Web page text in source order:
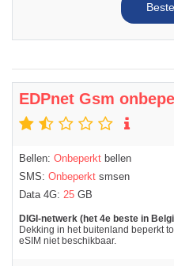
EDPnet Gsm
Bellen: Onbeperkt bellen
SMS: Onbeperkt smsen
Data 4G: 25 GB
DIGI-netwerk (het 4e beste in
Dekking in het buitenland beperkt
eSIM niet beschikbaar.